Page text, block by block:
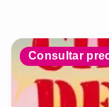
Consultar